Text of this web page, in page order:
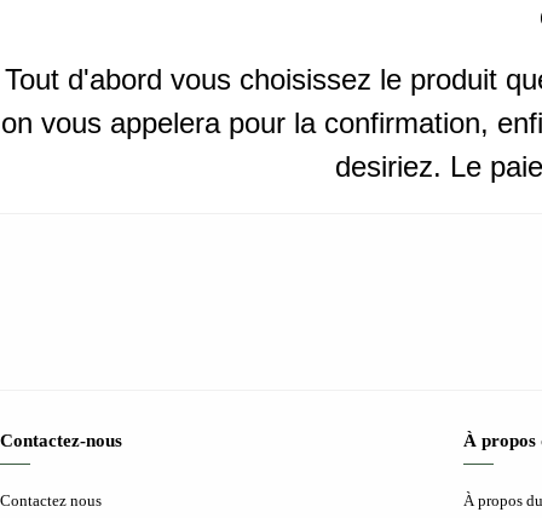
Tout d'abord vous choisissez le produit
on vous appelera pour la confirmation,
desiriez. Le
Contactez-nous
Contactez nous
À propos
À propos